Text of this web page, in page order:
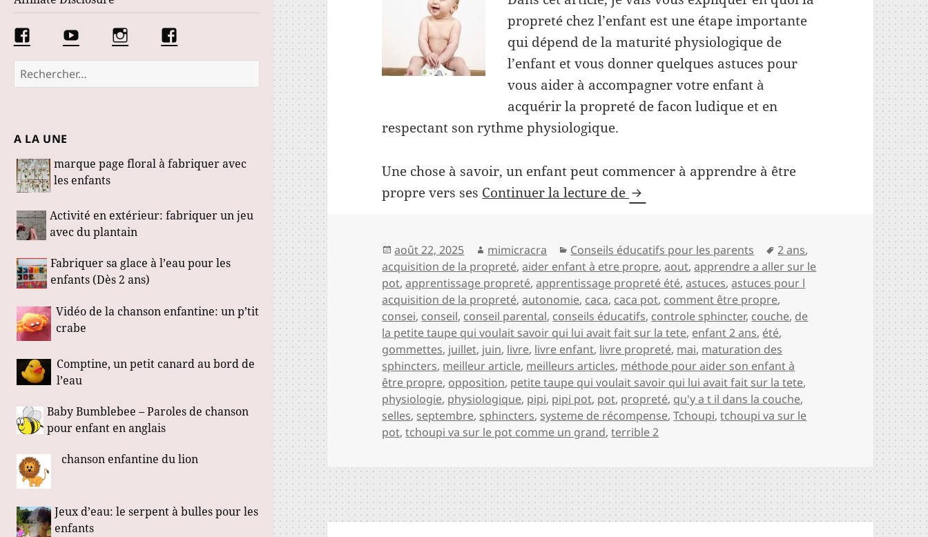
Facebook
Les
Fabuloustics
Conseils
d’une
éducatrice
de
Éduquer
les
petits
La
communauté
Marmotille
Rechercher :
A LA UNE
marque page floral à fabriquer avec
les enfants
Activité en extérieur: fabriquer un jeu
avec du plantain
Fabriquer sa glace à l’eau pour les
enfants (Dès 2 ans)
Vidéo de la chanson enfantine: un p’tit
crabe
Comptine, un petit canard au bord de
l’eau
Baby Bumblebee – Paroles de chanson
pour enfant en anglais
chanson enfantine du lion
Jeux d’eau: le serpent à bulles pour les
enfants
propreté chez l’enfant est une étape importante
qui dépend de la maturité physiologique de
l’enfant et vous donner quelques astuces pour
vous aider à accompagner votre enfant à
acquérir la propreté de facon ludique et en
respectant son rythme physiologique.
Une chose à savoir, un enfant peut commencer à apprendre à être
propre vers ses Continuer la lecture de Astuces et conseils pour aider mon enfant à
Publié
le
août 22, 2025 Auteur
mimicracra Catégories
Conseils éducatifs pour les parents
Mots-
clés
2 ans,
acquisition de la propreté,aider enfant à etre propre,aout,apprendre a aller sur le
pot,apprentissage propreté,apprentissage propreté été,astuces,astuces pour l
acquisition de la propreté,autonomie, caca, caca pot, comment être propre,
consei, conseil, conseil parental, conseils éducatifs, controle sphincter, couche, de
la petite taupe qui voulait savoir qui lui avait fait sur la tete, enfant 2 ans, été,
gommettes, juillet, juin, livre, livre enfant, livre propreté, mai, maturation des
sphincters, meilleur article, meilleurs articles, méthode pour aider son enfant à
être propre, opposition, petite taupe qui voulait savoir qui lui avait fait sur la tete,
physiologie, physiologique, pipi, pipi pot, pot, propreté, qu'y a t il dans la couche,
selles, septembre, sphincters, systeme de récompense,Tchoupi,tchoupi va sur le
pot,tchoupi va sur le pot comme un grand,terrible 2